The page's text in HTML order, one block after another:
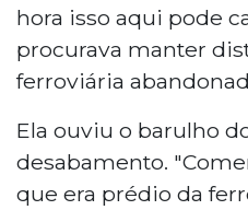
hora isso aqui pode
procurava manter
ferroviária
Ela ouviu o barulho
desabamento.
que era prédio da